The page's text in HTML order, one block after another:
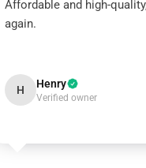
Affordable and high-
again.
H Henry
Verified owner